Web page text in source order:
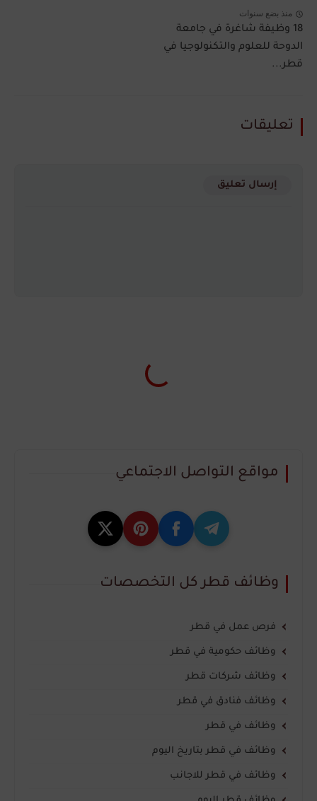
منذ بضع سنوات
18 وظيفة شاغرة في جامعة
الدوحة للعلوم والتكنولوجيا في
قطر...
تعليقات
إرسال تعليق
مواقع التواصل الاجتماعي
وظائف قطر كل التخصصات
فرص عمل في قطر
وظائف حكومية في قطر
وظائف شركات قطر
وظائف فنادق في قطر
وظائف في قطر
وظائف في قطر بتاريخ اليوم
وظائف في قطر للاجانب